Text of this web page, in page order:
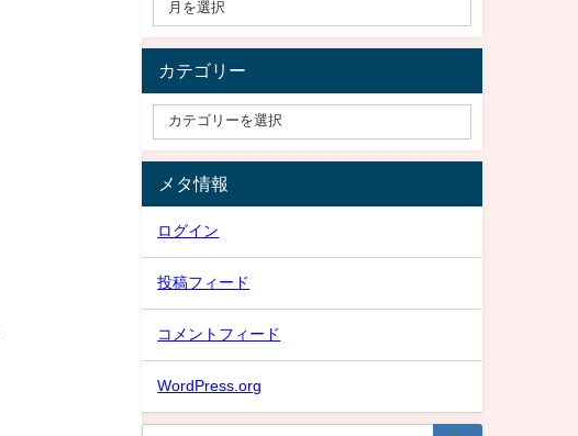
カテゴリー
メタ情報
ログイン
投稿フィード
コメントフィード
WordPress.org